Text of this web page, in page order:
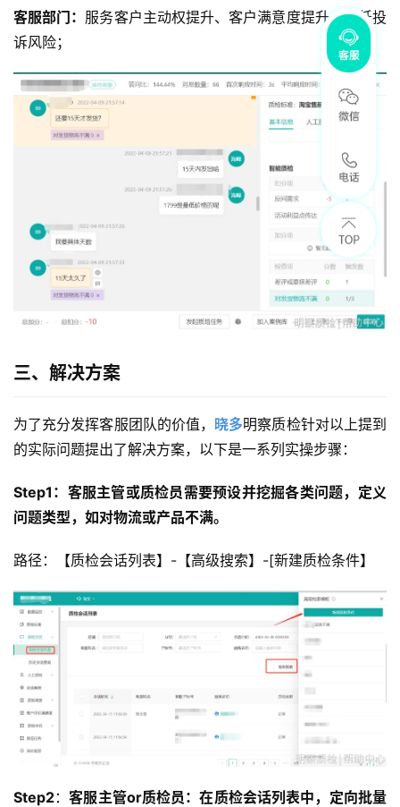
客服部门： 服务客户主动权提升、客户满意度提升、降低投
诉风险；
三、解决方案
为了充分发挥客服团队的价值， 晓多明察质检针对以上提到
的实际问题提出了解决方案，以下是一系列实操步骤：
Step1：客服主管或质检员需要预设并挖掘各类问题，定义
问题类型，如对物流或产品不满。
路径：【质检会话列表】-【高级搜索】-[新建质检条件】
Step2：客服主管or质检员：在质检会话列表中，定向批量